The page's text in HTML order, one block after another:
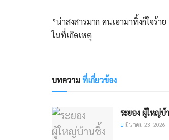
​”น่าสงสารมาก คนเอามาทิ้งก็ใจร้
ในที่เกิดเหตุ
บทความที่เกี่ยวข้อง
ระยอง ผู้ใหญ่บ้
มีนาคม 23, 2026